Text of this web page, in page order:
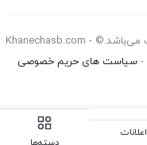
کليه حقوق اين سايت متعلق به تیم خانه چسب می‌باشد.© Khanechasb.com -
- سیاست های حریم خصوصی
اعلانات
دسته‌ها